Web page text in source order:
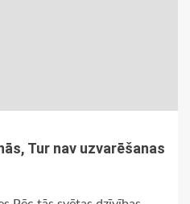
Tur nav uzvarēšanas